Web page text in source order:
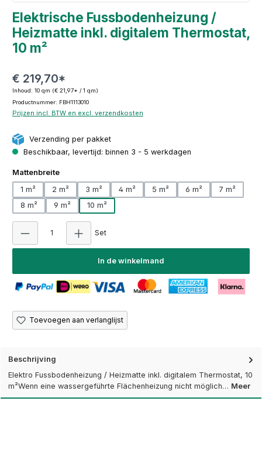
Elektrische Fussbodenheizung /
Heizmatte inkl. digitalem Thermostat,
10 m²
€ 219,70*
Inhoud: 10 qm (€ 21,97* / 1 qm)
Productnummer: FBH1113010
Prijzen incl. BTW en excl. verzendkosten
Verzending per pakket
Beschikbaar, levertijd: binnen 3 - 5 werkdagen
Selecteer
Mattenbreite
1 m²
2 m² 3 m² 4 m² 5 m² 6 m²
7 m²
8 m²
9 m² 10 m²
Set
In de winkelmand
Toevoegen aan verlanglijst
Beschrijving
Elektro Fussbodenheizung / Heizmatte inkl. digitalem Thermostat, 10
m²Wenn eine wassergeführte Flächenheizung nicht möglich… Meer